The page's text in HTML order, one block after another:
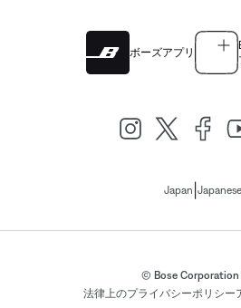
ボーズアプリ
Japan Japanese
© Bose Corporation
法律上のプライバシーポリシー